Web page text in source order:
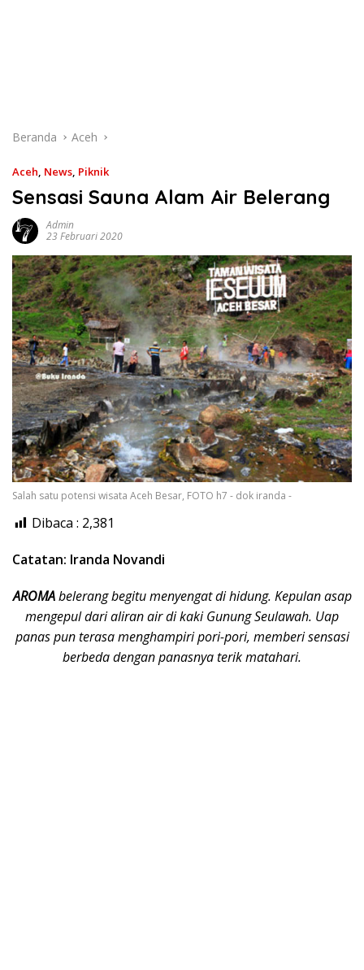
Beranda Aceh
Aceh, News, Piknik
Sensasi Sauna Alam Air Belerang
Admin
23 Februari 2020
Salah satu potensi wisata Aceh Besar, FOTO h7 - dok iranda -
Dibaca : 2,381
Catatan: Iranda Novandi
AROMAbelerang begitu menyengat di hidung. Kepulan asap
menge­pul dari aliran air di kaki Gunung Seulawah. Uap
panas pun terasa menghampiri pori-pori, memberi sensasi
berbeda dengan panasnya terik matahari.